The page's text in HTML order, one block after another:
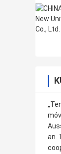
an.